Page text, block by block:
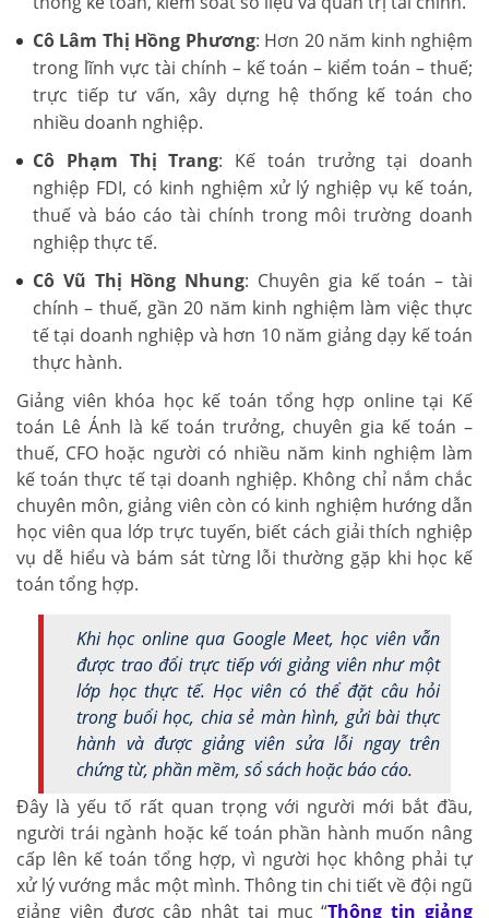
Cô Lâm Thị Hồng Phương: Hơn 20 năm kinh nghiệm
trong lĩnh vực tài chính – kế toán – kiểm toán – thuế;
trực tiếp tư vấn, xây dựng hệ thống kế toán cho
nhiều doanh nghiệp.
Cô Phạm Thị Trang: Kế toán trưởng tại doanh
nghiệp FDI, có kinh nghiệm xử lý nghiệp vụ kế toán,
thuế và báo cáo tài chính trong môi trường doanh
nghiệp thực tế.
Cô Vũ Thị Hồng Nhung: Chuyên gia kế toán – tài
chính – thuế, gần 20 năm kinh nghiệm làm việc thực
tế tại doanh nghiệp và hơn 10 năm giảng dạy kế toán
thực hành.
Giảng viên khóa học kế toán tổng hợp online tại Kế
toán Lê Ánh là kế toán trưởng, chuyên gia kế toán –
thuế, CFO hoặc người có nhiều năm kinh nghiệm làm
kế toán thực tế tại doanh nghiệp. Không chỉ nắm chắc
chuyên môn, giảng viên còn có kinh nghiệm hướng dẫn
học viên qua lớp trực tuyến, biết cách giải thích nghiệp
vụ dễ hiểu và bám sát từng lỗi thường gặp khi học kế
toán tổng hợp.
Khi học online qua Google Meet, học viên vẫn
được trao đổi trực tiếp với giảng viên như một
lớp học thực tế. Học viên có thể đặt câu hỏi
trong buổi học, chia sẻ màn hình, gửi bài thực
hành và được giảng viên sửa lỗi ngay trên
chứng từ, phần mềm, sổ sách hoặc báo cáo.
Đây là yếu tố rất quan trọng với người mới bắt đầu,
người trái ngành hoặc kế toán phần hành muốn nâng
cấp lên kế toán tổng hợp, vì người học không phải tự
xử lý vướng mắc một mình. Thông tin chi tiết về đội ngũ
giảng viên được cập nhật tại mục “Thông tin giảng